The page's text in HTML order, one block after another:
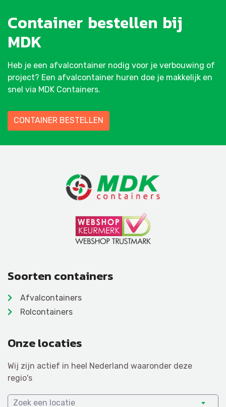
Container bestellen bij
MDK
Heb je een afvalcontainer nodig voor je verbouwing of
project? Een afvalcontainer huren doe je makkelijk en
snel via MDK Containers.
CONTAINER BESTELLEN
Soorten containers
Afvalcontainers
Rolcontainers
Onze locaties
Wij zijn actief in heel Nederland waaronder deze
regio's
Zoek een locatie